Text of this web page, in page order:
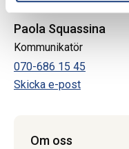
Paola Squassina
Kommunikatör
070-686 15 45
Skicka e-post
Om oss